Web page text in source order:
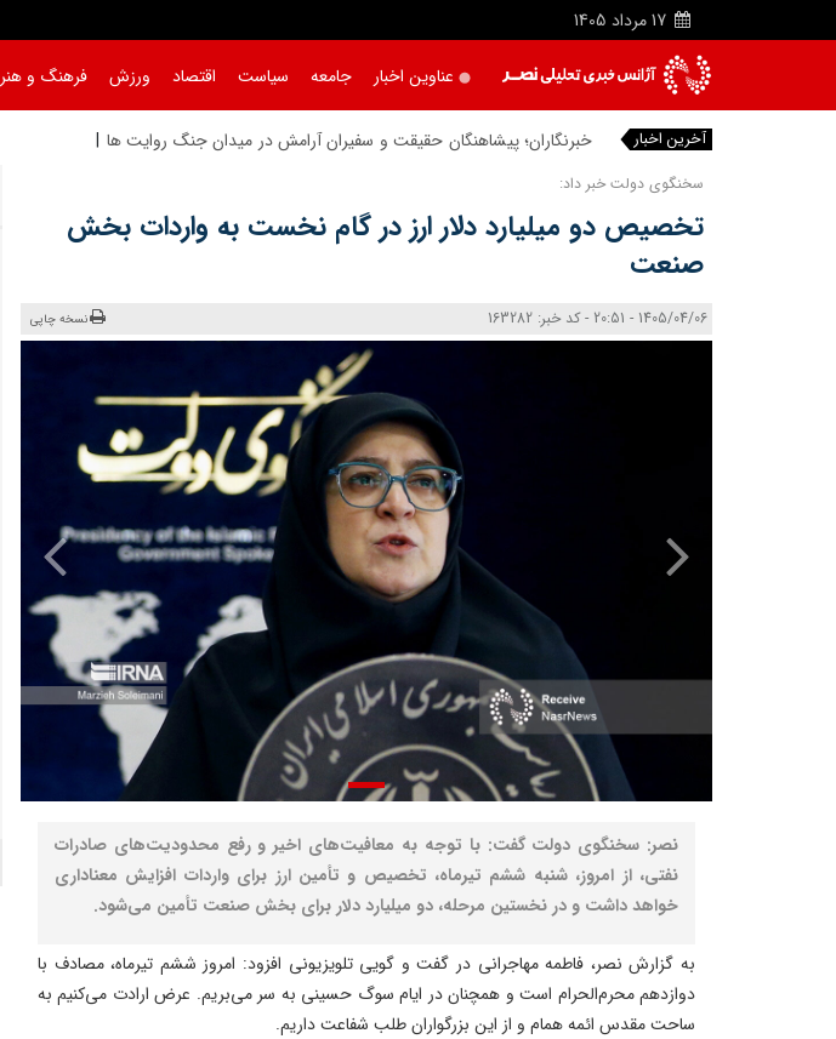
17 مرداد 1405
عناوین اخبار جامعه سیاست اقتصاد ورزش فرهنگ و هنر
آخرین اخبار خبرنگاران؛ پیشاهنگان حقیقت و سفیران آرامش در میدان جن |
سخنگوی دولت خبر داد:
تخصیص دو میلیارد دلار ارز در گام نخست به واردات بخش
صنعت
1405/04/06 - 20:51 - کد خبر: 163282 نسخه چاپی
نصر: سخنگوی دولت گفت: با توجه به معافیت‌های اخیر و رفع محدودیت‌های صادرات
نفتی، از امروز، شنبه ششم تیرماه، تخصیص و تأمین ارز برای واردات افزایش معناداری
خواهد داشت و در نخستین مرحله، دو میلیارد دلار برای بخش صنعت تأمین می‌شود.
به گزارش نصر، فاطمه مهاجرانی در گفت و گویی تلویزیونی افزود: امروز ششم تیرماه، مصادف با
دوازدهم محرم‌الحرام است و همچنان در ایام سوگ حسینی به سر می‌بریم. عرض ارادت می‌کنیم به
ساحت مقدس ائمه همام و از این بزرگواران طلب شفاعت داریم.